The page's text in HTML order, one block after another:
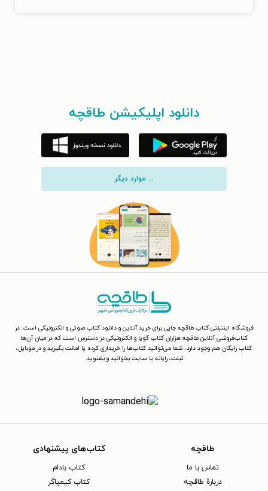
دانلود اپلیکیشن طاقچه
... موارد دیگر
فروشگاه اینترنتی کتاب طاقچه جایی برای خرید آنلاین و دانلود کتاب صوتی و الکترونیکی است. در
کتاب‌فروشی آنلاین طاقچه هزاران کتاب گویا و الکترونیکی در دسترس است که در میان آن‌ها
کتاب رایگان هم وجود دارد. شما می‌توانید کتاب‌ها را خریداری کرده یا امانت بگیرید و در موبایل،
تبلت، رایانه یا سایت بخوانید و بشنوید.
طاقچه
تماس با ما
دربارهٔ طاقچه
کتاب‌های پیشنهادی
کتاب بادام
کتاب کیمیاگر